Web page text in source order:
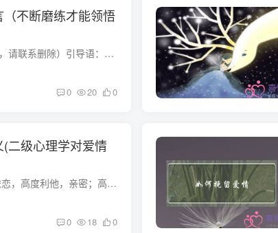
不断磨练才能领悟
图文摘自网络（如有侵权，请联系删除）引导语：不论你在什么时候开始，重要的是开始之后就不要停止。不论你在什么时候结束，重要的是结束之后就不要悔恨。五十条积极向上的人生格言值得你一看！...
0 20 0
二级心理学对爱情
心理学关于相爱的定义 依恋，高度利他，亲密；高特异性（非此人不可）；承诺（关系）。斯滕伯格有关于爱的定义，爱有承诺，亲密，激情三个成分。三者兼具才是真正的爱。 斯派克在少有人走的路里...
0 18 0